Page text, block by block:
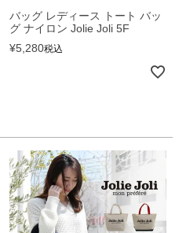
バッグ レディース トート バッ
グ ナイロン Jolie Joli 5F
¥5,280税込